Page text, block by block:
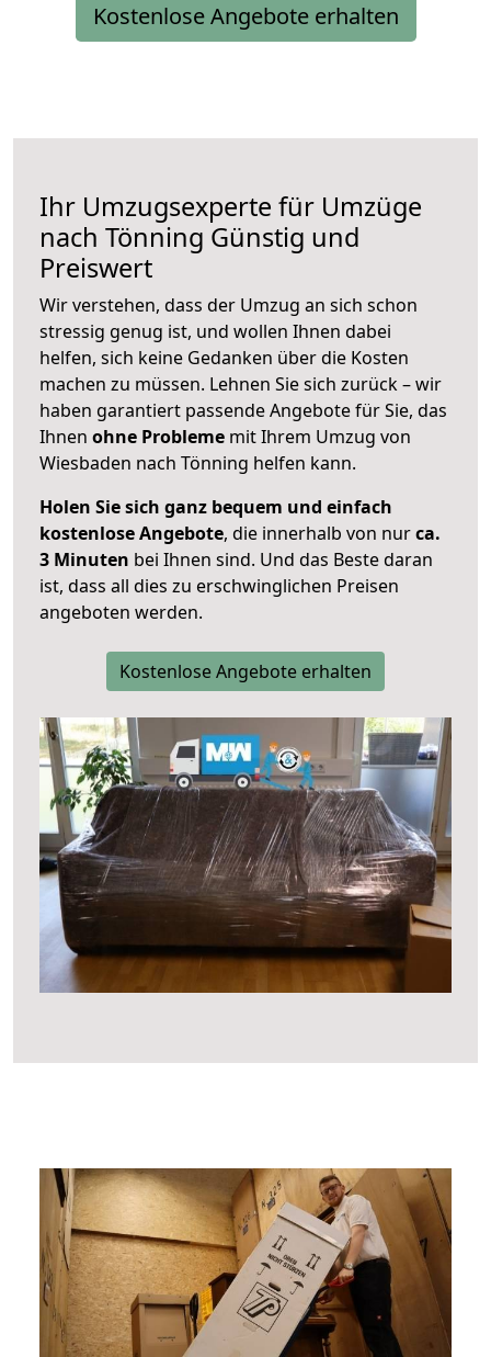
Kostenlose Angebote erhalten
Ihr Umzugsexperte für Umzüge
nach Tönning Günstig und
Preiswert
Wir verstehen, dass der Umzug an sich schon
stressig genug ist, und wollen Ihnen dabei
helfen, sich keine Gedanken über die Kosten
machen zu müssen. Lehnen Sie sich zurück – wir
haben garantiert passende Angebote für Sie, das
Ihnen ohne Probleme mit Ihrem Umzug von
Wiesbaden nach Tönning helfen kann.
Holen Sie sich ganz bequem und einfach
kostenlose Angebote, die innerhalb von nurca.
3 Minuten bei Ihnen sind. Und das Beste daran
ist, dass all dies zu erschwinglichen Preisen
angeboten werden.
Kostenlose Angebote erhalten